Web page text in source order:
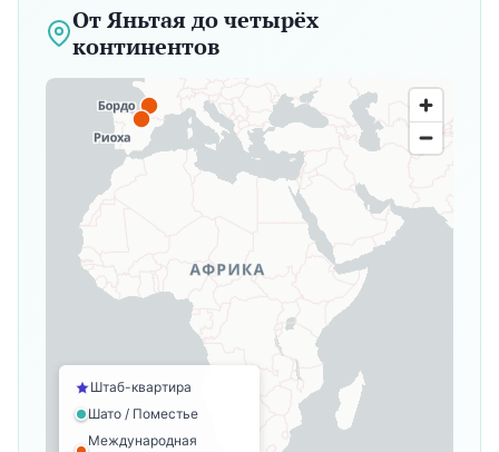
От Яньтая до четырёх
континентов
Штаб-квартира
Шато / Поместье
Международная